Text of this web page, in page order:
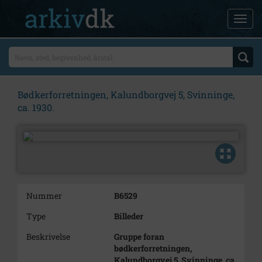
Bødkerforretningen, Kalundborgvej 5, Svinninge,
ca. 1930.
Nummer
B6529
Type
Billeder
Beskrivelse
Gruppe foran
bødkerforretningen,